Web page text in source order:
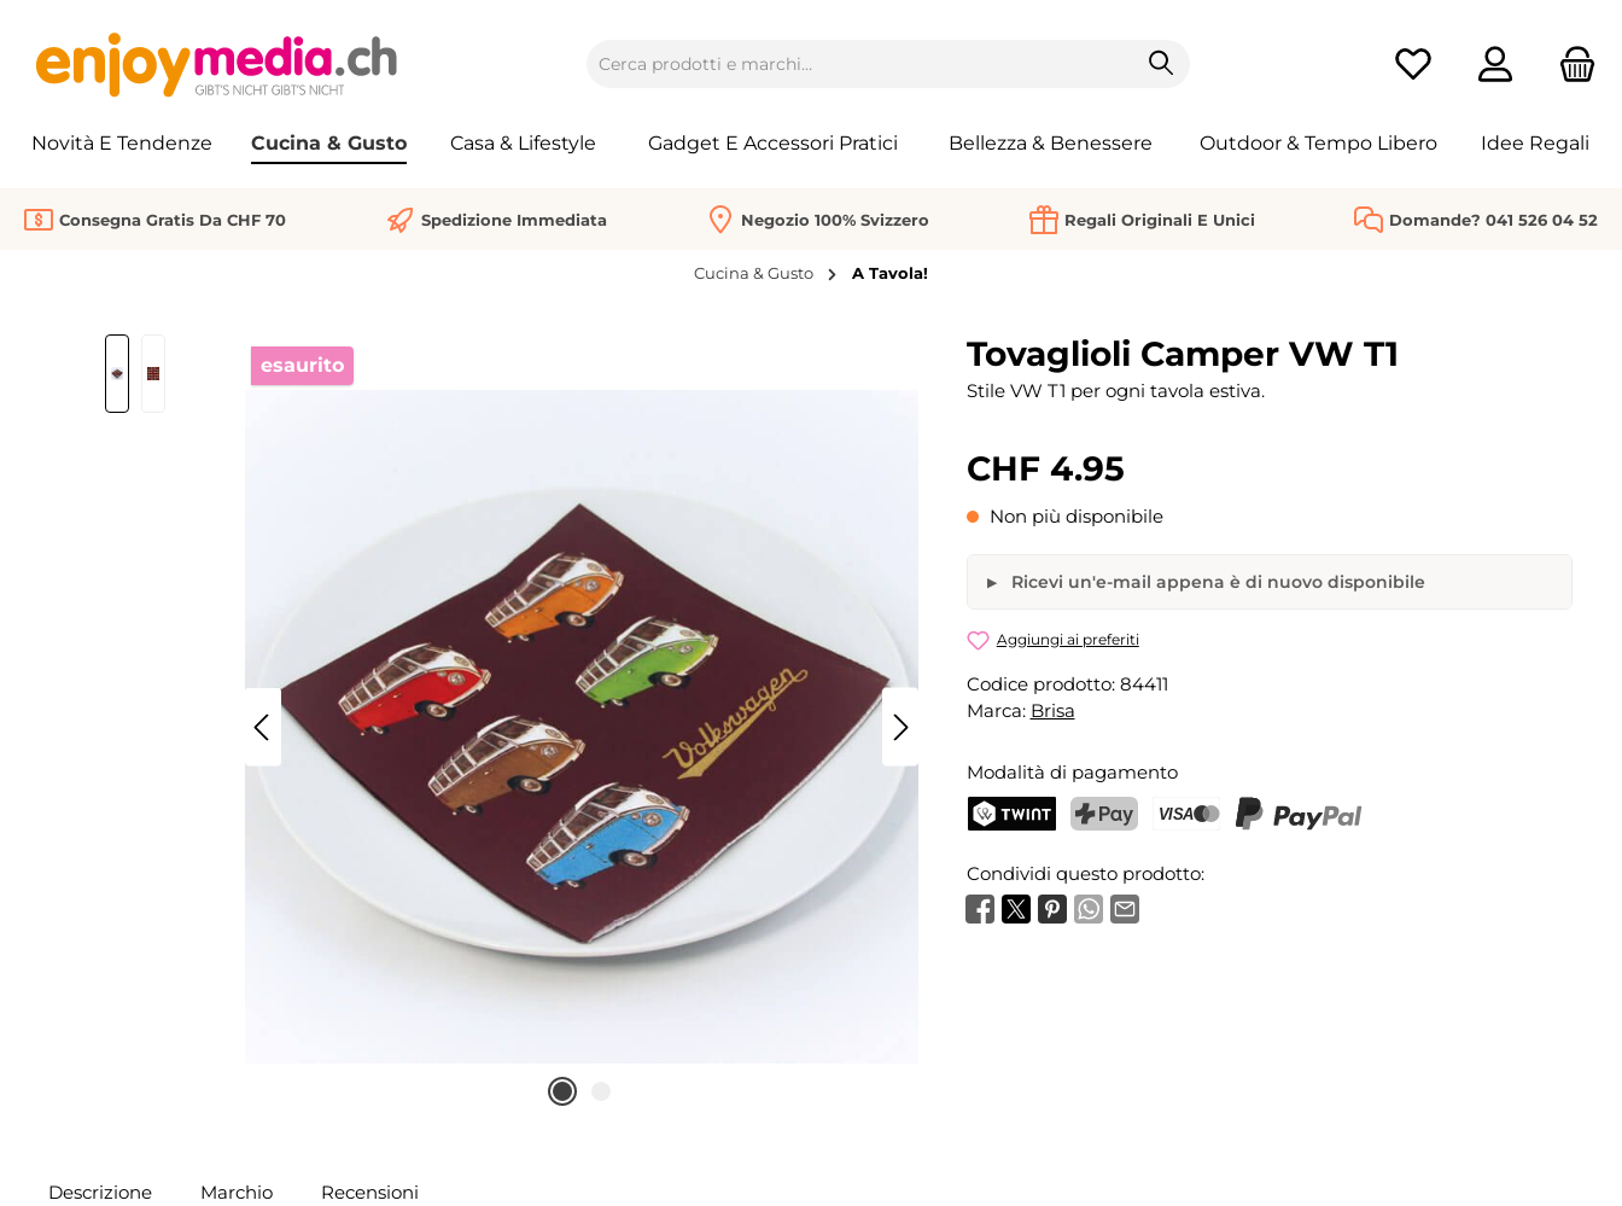
Hai 0 articoli nella
Novità E Tendenze Cucina & Gusto Casa & Lifestyle Gadget E Accessori Pratici Bellezza & Benessere Outdoor & Tempo Libero Idee Regali
Consegna Gratis Da CHF 70 Spedizione Immediata Negozio 100% Svizzero Regali Originali E Unici Domande? 041 526 04 52
Cucina & Gusto A Tavola!
Salta la galleria di immagini
esaurito
Tovaglioli Camper VW T1
Stile VW T1 per ogni tavola estiva.
CHF 4.95
Non più disponibile
Ricevi un'e-mail appena è di nuovo disponibile
Il tuo nome
Attiva la notifica
Aggiungi ai preferiti
Codice prodotto: 84411
Marca: Brisa
Modalità di pagamento
Condividi questo prodotto:
Descrizione Marchio Recensioni